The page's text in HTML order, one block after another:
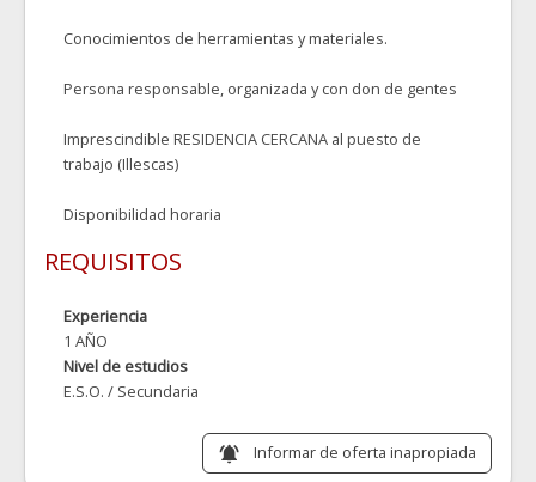
Conocimientos de herramientas y materiales.
Persona responsable, organizada y con don de gentes
Imprescindible RESIDENCIA CERCANA al puesto de
trabajo (Illescas)
Disponibilidad horaria
REQUISITOS
Experiencia
1 AÑO
Nivel de estudios
E.S.O. / Secundaria
notifications_active Informar de oferta inapropiada